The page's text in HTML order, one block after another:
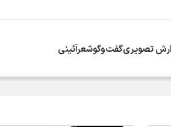
تصویریگفت‌وگوشعرآئینی